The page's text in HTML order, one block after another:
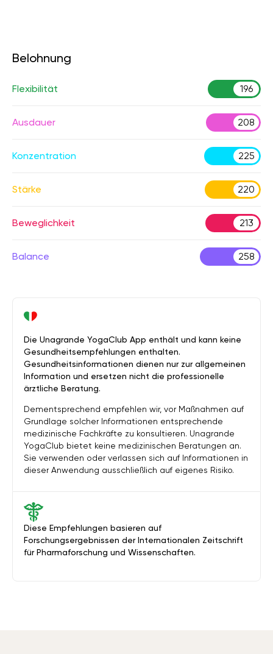
Belohnung
Flexibilität 196
Ausdauer 208
Konzentration 225
Stärke 220
Beweglichkeit 213
Balance 258
Diese Empfehlungen basieren auf
Forschungsergebnissen der Internationalen Zeitschrift
für Pharmaforschung und Wissenschaften.
Die Unagrande YogaClub App enthält und kann keine
Gesundheitsempfehlungen enthalten.
Gesundheitsinformationen dienen nur zur allgemeinen
Information und ersetzen nicht die professionelle
ärztliche Beratung.
Dementsprechend empfehlen wir, vor Maßnahmen auf
Grundlage solcher Informationen entsprechende
medizinische Fachkräfte zu konsultieren. Unagrande
YogaClub bietet keine medizinischen Beratungen an.
Sie verwenden oder verlassen sich auf Informationen in
dieser Anwendung ausschließlich auf eigenes Risiko.